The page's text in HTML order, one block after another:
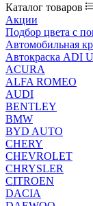
Каталог товаров
Акции
Подбор цвета с
Автомобильная
Автокраска ADI
ACURA
ALFA ROMEO
AUDI
BENTLEY
BMW
BYD AUTO
CHERY
CHEVROLET
CHRYSLER
CITROEN
DACIA